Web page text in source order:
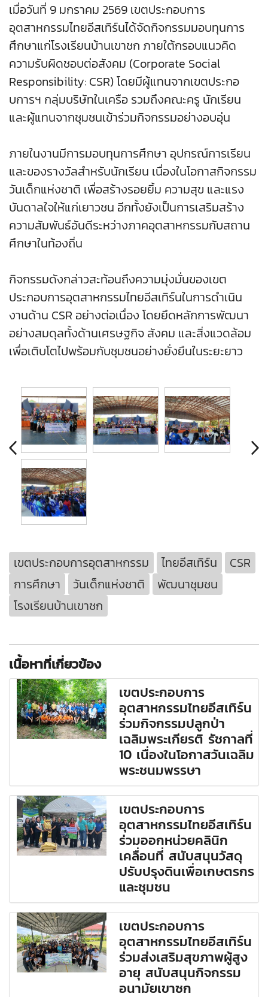
เมื่อวันที่ 9 มกราคม 2569 เขตประกอบการ
อุตสาหกรรมไทยอีสเทิร์นได้จัดกิจกรรมมอบทุนการ
ศึกษาแก่โรงเรียนบ้านเขาซก ภายใต้กรอบแนวคิด
ความรับผิดชอบต่อสังคม (Corporate Social
Responsibility: CSR) โดยมีผู้แทนจากเขตประกอ
บการฯ กลุ่มบริษัทในเครือ รวมถึงคณะครู นักเรียน
และผู้แทนจากชุมชนเข้าร่วมกิจกรรมอย่างอบอุ่น
ภายในงานมีการมอบทุนการศึกษา อุปกรณ์การเรียน
และของรางวัลสำหรับนักเรียน เนื่องในโอกาสกิจกรรม
วันเด็กแห่งชาติ เพื่อสร้างรอยยิ้ม ความสุข และแรง
บันดาลใจให้แก่เยาวชน อีกทั้งยังเป็นการเสริมสร้าง
ความสัมพันธ์อันดีระหว่างภาคอุตสาหกรรมกับสถาน
ศึกษาในท้องถิ่น
กิจกรรมดังกล่าวสะท้อนถึงความมุ่งมั่นของเขต
ประกอบการอุตสาหกรรมไทยอีสเทิร์นในการดำเนิน
งานด้าน CSR อย่างต่อเนื่อง โดยยึดหลักการพัฒนา
อย่างสมดุลทั้งด้านเศรษฐกิจ สังคม และสิ่งแวดล้อม
เพื่อเติบโตไปพร้อมกับชุมชนอย่างยั่งยืนในระยะยาว
เขตประกอบการอุตสาหกรรม ไทยอีสเทิร์น
CSR
การศึกษา
วันเด็กแห่งชาติ
พัฒนาชุมชน
โรงเรียนบ้านเขาซก
เนื้อหาที่เกี่ยวข้อง
เขตประกอบการ
อุตสาหกรรมไทยอีสเทิร์น
ร่วมกิจกรรมปลูกป่า
เฉลิมพระเกียรติ รัชกาลที่
10 เนื่องในโอกาสวันเฉลิม
พระชนมพรรษา
เขตประกอบการ
อุตสาหกรรมไทยอีสเทิร์น
ร่วมออกหน่วยคลินิก
เคลื่อนที่ สนับสนุนวัสดุ
ปรับปรุงดินเพื่อเกษตรกร
และชุมชน
เขตประกอบการ
อุตสาหกรรมไทยอีสเทิร์น
ร่วมส่งเสริมสุขภาพผู้สูง
อายุ สนับสนุนกิจกรรม
อนามัยเขาซก